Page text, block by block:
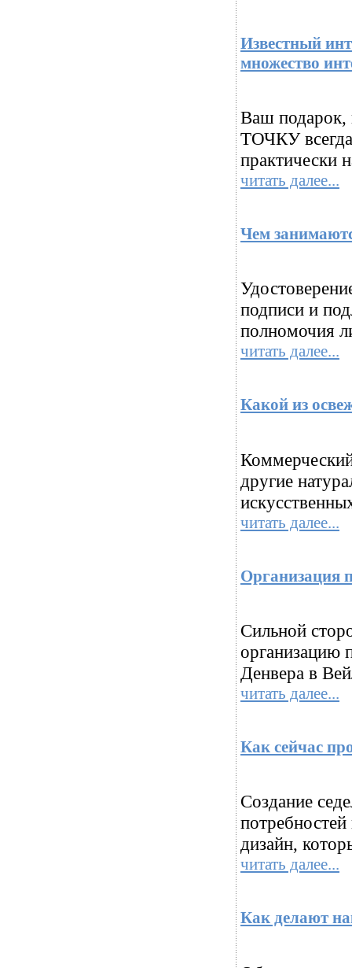
Известный
множество
Ваш
ТОЧКУ
практически
читать далее...
Чем
подписи и
полномочия
читать далее...
Какой из
другие
читать далее...
Организация
Сильной
организацию
Денвера в
читать далее...
Как сейчас
Создание
потребностей
дизайн,
читать далее...
Как делают